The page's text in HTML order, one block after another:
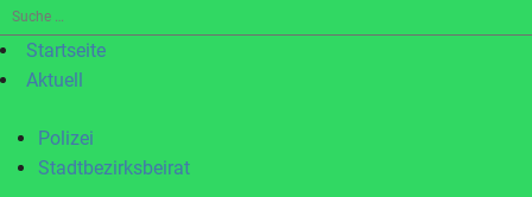
Suche
nach:Startseite
Aktuell
Polizei
Stadtbezirksbeirat